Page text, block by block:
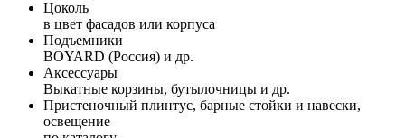
Цоколь
в цвет фасадов или корпуса
Подъемники
BOYARD (Россия) и др.
Аксессуары
Выкатные корзины, бутылочницы и др.
Пристеночный плинтус, барные стойки и навески,
освещение